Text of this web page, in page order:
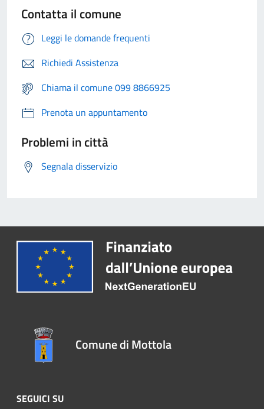
Contatta il comune
Leggi le domande frequenti
Richiedi Assistenza
Chiama il comune 099 8866925
Prenota un appuntamento
Problemi in città
Segnala disservizio
Comune di Mottola
SEGUICI SU